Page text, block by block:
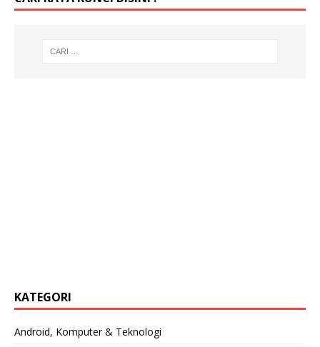
KATEGORI
Android, Komputer & Teknologi